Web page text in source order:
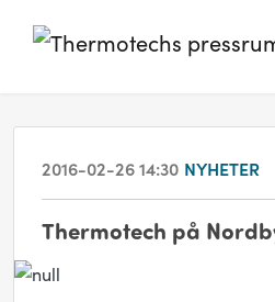
2016-02-26 14:30 NYHETER
Thermotech på